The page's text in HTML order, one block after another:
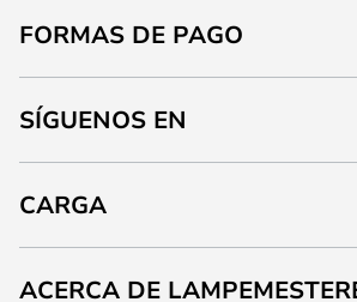
FORMAS DE PAGO
SÍGUENOS EN
CARGA
ACERCA DE